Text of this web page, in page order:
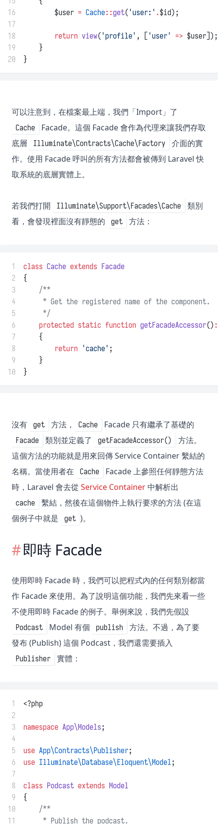
16
        $user
= Cache::get( 'user:' .$id);
17
18
return view( 'profile' , [ 'user' => $user]);
19
    }
20
}
可以注意到，在檔案最上端，我們「Import」了
Cache
Facade。這個 Facade 會作為代理來讓我們存取
底層
Illuminate\Contracts\Cache\Factory
介面的實
作。使用 Facade 呼叫的所有方法都會被傳到 Laravel 快
取系統的底層實體上。
若我們打開 Illuminate\Support\Facades\Cache
類別
看，會發現裡面沒有靜態的
get 方法：
1 class Cache extends Facade
2
{
3
/**
4
     * Get the registered name of the component.
5
     */
6
protected static function getFacadeAccessor() :
7
    {
8
return 'cache' ;
9
    }
10
}
沒有 get 方法， Cache Facade 只有繼承了基礎的
Facade 類別並定義了 getFacadeAccessor()
方法。
這個方法的功能就是用來回傳 Service Container 繫結的
名稱。當使用者在
Cache
Facade 上參照任何靜態方法
時，Laravel 會去從 Service Container 中解析出
cache
繫結，然後在這個物件上執行要求的方法 (在這
個例子中就是
get )。
即時 Facade
使用即時 Facade 時，我們可以把程式內的任何類別都當
作 Facade 來使用。為了說明這個功能，我們先來看一些
不使用即時 Facade 的例子。舉例來說，我們先假設
Podcast Model 有個 publish
方法。不過，為了要
發布 (Publish) 這個 Podcast，我們還需要插入
Publisher 實體：
1
<?php
2
3
namespace App\Models;
4
5
use App\Contracts\Publisher;
6
use Illuminate\Database\Eloquent\Model;
7
8
class Podcast extends Model
9
{
10
/**
11
     * Publish the podcast.